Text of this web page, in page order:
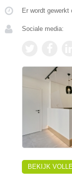
Er wordt gewerkt
Sociale media:
BEKIJK